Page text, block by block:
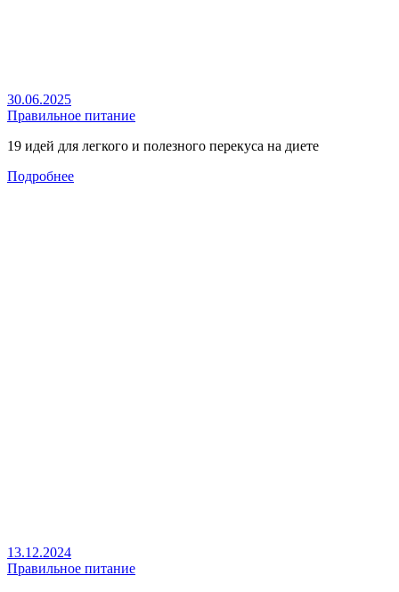
30.06.2025
Правильное питание
19 идей для легкого и полезного перекуса на диете
Подробнее
13.12.2024
Правильное питание